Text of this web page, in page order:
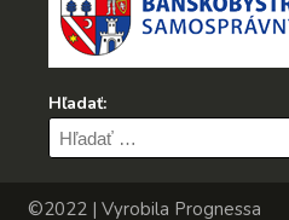
Hľadať:
Hľadať:
©2022 | Vyrobila Prognessa